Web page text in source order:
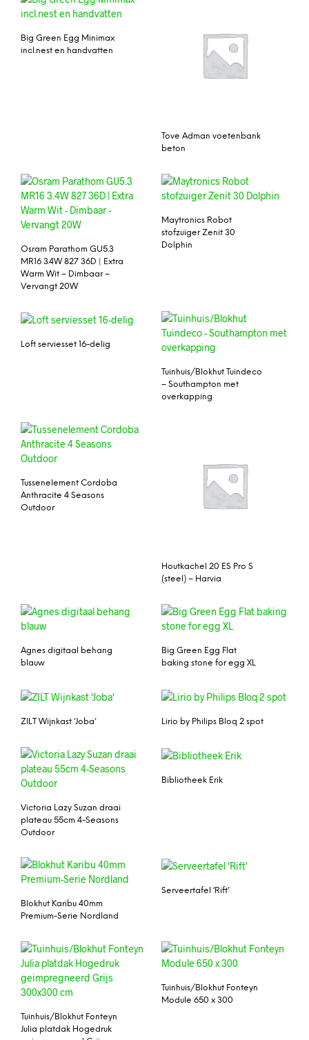
Big Green Egg Minimax
incl.nest en handvatten
Tove Adman voetenbank
beton
Osram Parathom GU5.3
MR16 3.4W 827 36D | Extra
Warm Wit – Dimbaar –
Vervangt 20W
Maytronics Robot
stofzuiger Zenit 30
Dolphin
Loft serviesset 16-delig
Tuinhuis/Blokhut Tuindeco
– Southampton met
overkapping
Tussenelement Cordoba
Anthracite 4 Seasons
Outdoor
Houtkachel 20 ES Pro S
(steel) – Harvia
Agnes digitaal behang
blauw
Big Green Egg Flat
baking stone for egg XL
ZILT Wijnkast ‘Joba’ Lirio by Philips Bloq 2 spot
Victoria Lazy Suzan draai
plateau 55cm 4-Seasons
Outdoor
Bibliotheek Erik
Blokhut Karibu 40mm
Premium-Serie Nordland
Serveertafel ‘Rift’
Tuinhuis/Blokhut Fonteyn
Julia platdak Hogedruk
Tuinhuis/Blokhut Fonteyn
Module 650 x 300